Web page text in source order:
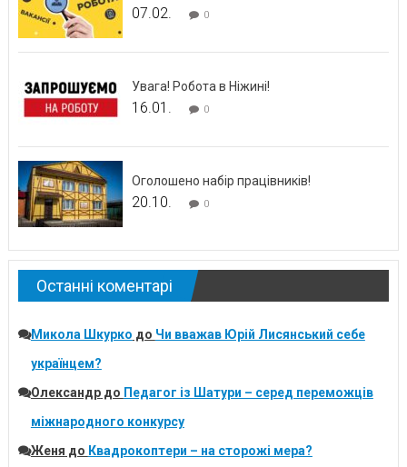
07.02. 0
Увага! Робота в Ніжині!
16.01. 0
Оголошено набір працівників!
20.10. 0
Останні коментарі
Микола Шкурко до Чи вважав Юрій Лисянський себе
українцем?
Олександрдо Педагог із Шатури – серед переможців
міжнародного конкурсу
Женя до Квадрокоптери – на сторожі мера?